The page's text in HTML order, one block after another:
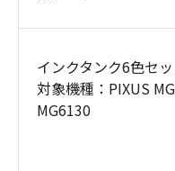
インクタンク6色セ
対象機種：PIXUS
MG6130